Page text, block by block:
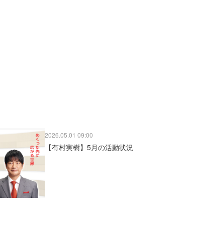
2026.05.01 09:00
【有村実樹】5月の活動状況